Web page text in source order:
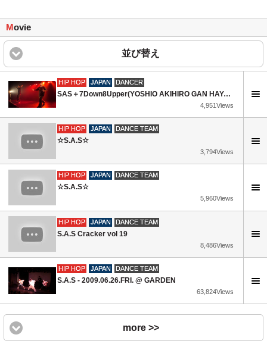
Movie
並び替え
HIP HOP JAPAN DANCER
SAS＋7Down8Upper(YOSHIO AKIHIRO GAN HAYATO SHINJI KAZUKI SHIGERU) / THE REAL TOKYO 2015
4,951Views
HIP HOP JAPAN DANCE TEAM
☆S.A.S☆
3,794Views
HIP HOP JAPAN DANCE TEAM
☆S.A.S☆
5,960Views
HIP HOP JAPAN DANCE TEAM
S.A.S Cracker vol 19
8,486Views
HIP HOP JAPAN DANCE TEAM
S.A.S - 2009.06.26.FRI. @ GARDEN
63,824Views
more >>